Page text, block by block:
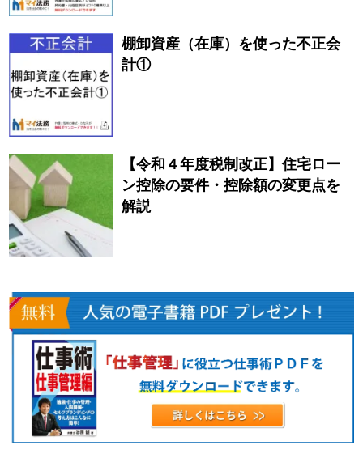
棚卸資産（在庫）を使った不正会
計①
【令和４年度税制改正】住宅ロー
ン控除の要件・控除額の変更点を
解説